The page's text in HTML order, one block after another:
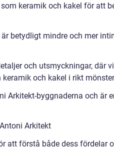
keramik och kakel för att
betydligt mindre och mer
och utsmyckningar, där
och kakel i rikt
Arkitekt-byggnaderna och är
Arkitekt
att förstå både dess fördelar